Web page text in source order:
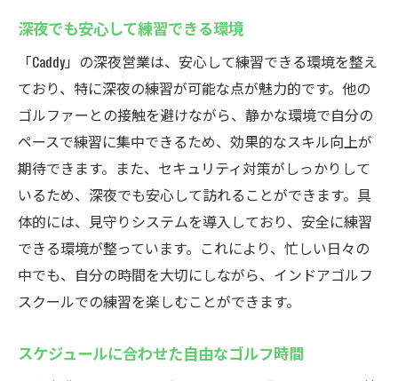
深夜でも安心して練習できる環境
「Caddy」の深夜営業は、安心して練習できる環境を整え
ており、特に深夜の練習が可能な点が魅力的です。他の
ゴルファーとの接触を避けながら、静かな環境で自分の
ペースで練習に集中できるため、効果的なスキル向上が
期待できます。また、セキュリティ対策がしっかりして
いるため、深夜でも安心して訪れることができます。具
体的には、見守りシステムを導入しており、安全に練習
できる環境が整っています。これにより、忙しい日々の
中でも、自分の時間を大切にしながら、インドアゴルフ
スクールでの練習を楽しむことができます。
スケジュールに合わせた自由なゴルフ時間